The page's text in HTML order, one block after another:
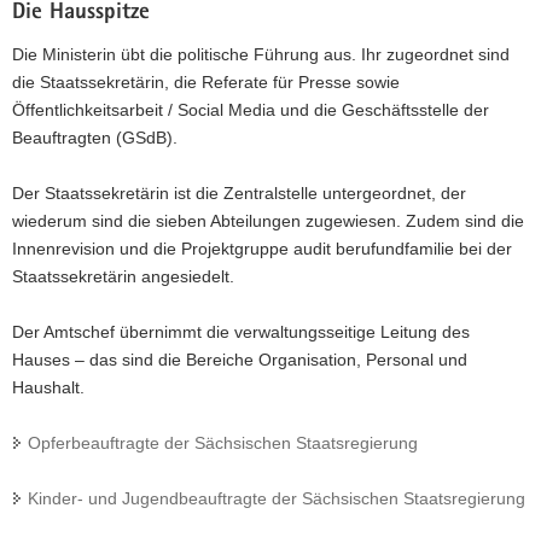
Die Hausspitze
Die Ministerin übt die politische Führung aus. Ihr zugeordnet sind
die Staatssekretärin, die Referate für Presse sowie
Öffentlichkeitsarbeit / Social Media und die Geschäftsstelle der
Beauftragten (GSdB).
Der Staatssekretärin ist die Zentralstelle untergeordnet, der
wiederum sind die sieben Abteilungen zugewiesen. Zudem sind die
Innenrevision und die Projektgruppe audit berufundfamilie bei der
Staatssekretärin angesiedelt.
Der Amtschef übernimmt die verwaltungsseitige Leitung des
Hauses – das sind die Bereiche Organisation, Personal und
Haushalt.
Opferbeauftragte der Sächsischen Staatsregierung
Kinder- und Jugendbeauftragte der Sächsischen Staatsregierung